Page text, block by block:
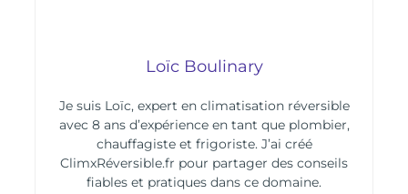
Loïc Boulinary
Je suis Loïc, expert en climatisation réversible
avec 8 ans d’expérience en tant que plombier,
chauffagiste et frigoriste. J’ai créé
ClimxRéversible.fr pour partager des conseils
fiables et pratiques dans ce domaine.